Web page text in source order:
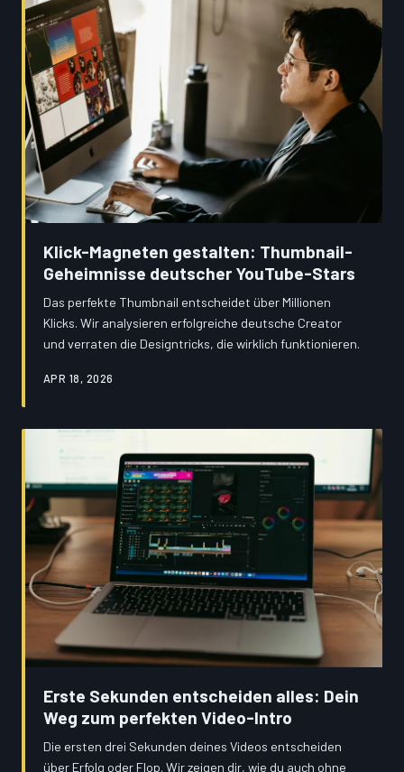
Klick-Magneten gestalten: Thumbnail-
Geheimnisse deutscher YouTube-Stars
Das perfekte Thumbnail entscheidet über Millionen
Klicks. Wir analysieren erfolgreiche deutsche Creator
und verraten die Designtricks, die wirklich funktionieren.
APR 18, 2026
Erste Sekunden entscheiden alles: Dein
Weg zum perfekten Video-Intro
Die ersten drei Sekunden deines Videos entscheiden
über Erfolg oder Flop. Wir zeigen dir, wie du auch ohne